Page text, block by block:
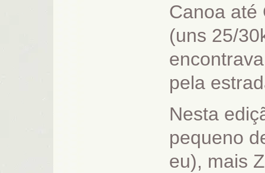
Canoa até
(uns 25/
pela
Nesta
pequeno
eu), mais